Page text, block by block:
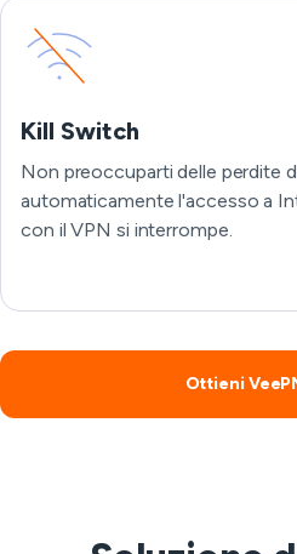
Kill Switch
Non preoccuparti delle perdite
automaticamente l'accesso a
con il VPN si interrompe.
Ottieni